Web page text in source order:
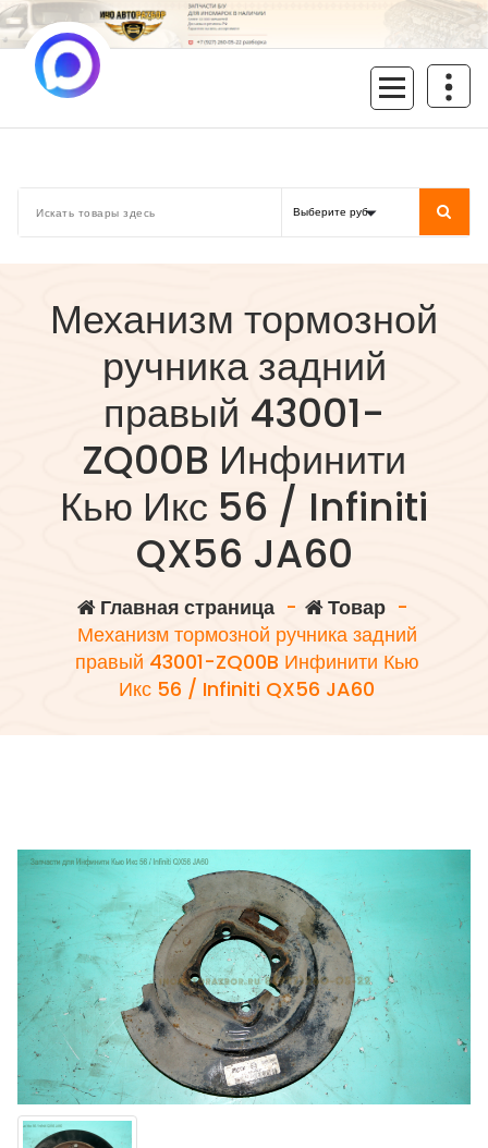
Перейти
к
содержимому
Механизм тормозной
ручника задний
правый 43001-
ZQ00B Инфинити
Кью Икс 56 / Infiniti
QX56 JA60
Главная страница- Товар-
Механизм тормозной ручника задний
правый 43001-ZQ00B Инфинити Кью
Икс 56 / Infiniti QX56 JA60